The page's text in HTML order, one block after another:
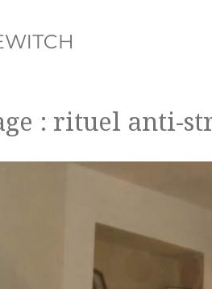
: rituel anti-